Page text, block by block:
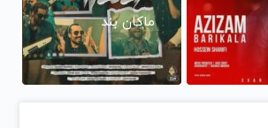
ماکان بند